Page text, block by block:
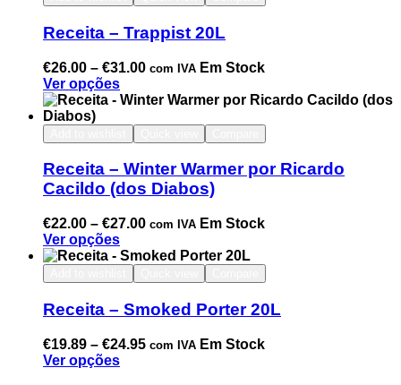
Receita – Trappist 20L
€26.00 – €31.00 com IVA Em Stock
Ver opções
Receita – Winter Warmer por Ricardo
Cacildo (dos Diabos)
€22.00 – €27.00 com IVA Em Stock
Ver opções
Receita – Smoked Porter 20L
€19.89 – €24.95 com IVA Em Stock
Ver opções